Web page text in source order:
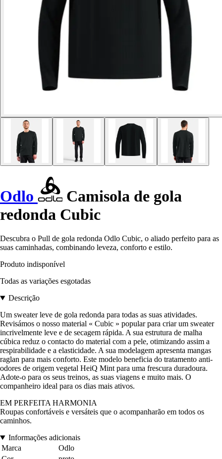
Odlo
Camisola de gola
redonda Cubic
Descubra o Pull de gola redonda Odlo Cubic, o aliado perfeito para as
suas caminhadas, combinando leveza, conforto e estilo.
Produto indisponível
Todas as variações esgotadas
Descrição
Um sweater leve de gola redonda para todas as suas atividades.
Revisámos o nosso material « Cubic » popular para criar um sweater
incrivelmente leve e de secagem rápida. A sua estrutura de malha
cúbica reduz o contacto do material com a pele, otimizando assim a
respirabilidade e a elasticidade. A sua modelagem apresenta mangas
raglan para mais conforto. Este modelo beneficia do tratamento anti-
odores de origem vegetal HeiQ Mint para uma frescura duradoura.
Adote-o para os seus treinos, as suas viagens e muito mais. O
companheiro ideal para os dias mais ativos.
EM PERFEITA HARMONIA
Roupas confortáveis e versáteis que o acompanharão em todos os
caminhos.
Informações adicionais
Marca
Odlo